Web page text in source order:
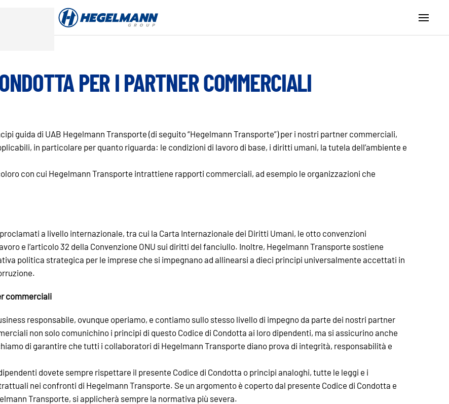
PER I PARTNER COMMERCIALI
guida di UAB Hegelmann Transporte (di seguito “Hegelmann Transporte”) per i nostri partner commerciali,
in particolare per quanto riguarda: le condizioni di lavoro di base, i diritti umani, la tutela dell’ambiente e
con cui Hegelmann Transporte intrattiene rapporti commerciali, ad esempio le organizzazioni che
a livello internazionale, tra cui la Carta Internazionale dei Diritti Umani, le otto convenzioni
e l’articolo 32 della Convenzione ONU sui diritti del fanciullo. Inoltre, Hegelmann Transporte sostiene
politica strategica per le imprese che si impegnano ad allinearsi a dieci principi universalmente accettati in
commerciali
responsabile, ovunque operiamo, e contiamo sullo stesso livello di impegno da parte dei nostri partner
non solo comunichino i principi di questo Codice di Condotta ai loro dipendenti, ma si assicurino anche
di garantire che tutti i collaboratori di Hegelmann Transporte diano prova di integrità, responsabilità e
dovete sempre rispettare il presente Codice di Condotta o principi analoghi, tutte le leggi e i
nei confronti di Hegelmann Transporte. Se un argomento è coperto dal presente Codice di Condotta e
Transporte, si applicherà sempre la normativa più severa.